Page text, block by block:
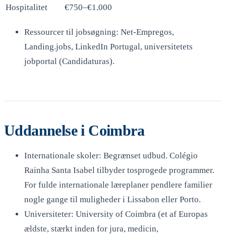
Hospitalitet
€750–€1.000
Ressourcer til jobsøgning: Net-Empregos,
Landing.jobs, LinkedIn Portugal, universitetets
jobportal (Candidaturas).
Uddannelse i Coimbra
Internationale skoler: Begrænset udbud. Colégio
Rainha Santa Isabel tilbyder tosprogede programmer.
For fulde internationale læreplaner pendlere familier
nogle gange til muligheder i Lissabon eller Porto.
Universiteter: University of Coimbra (et af Europas
ældste, stærkt inden for jura, medicin,